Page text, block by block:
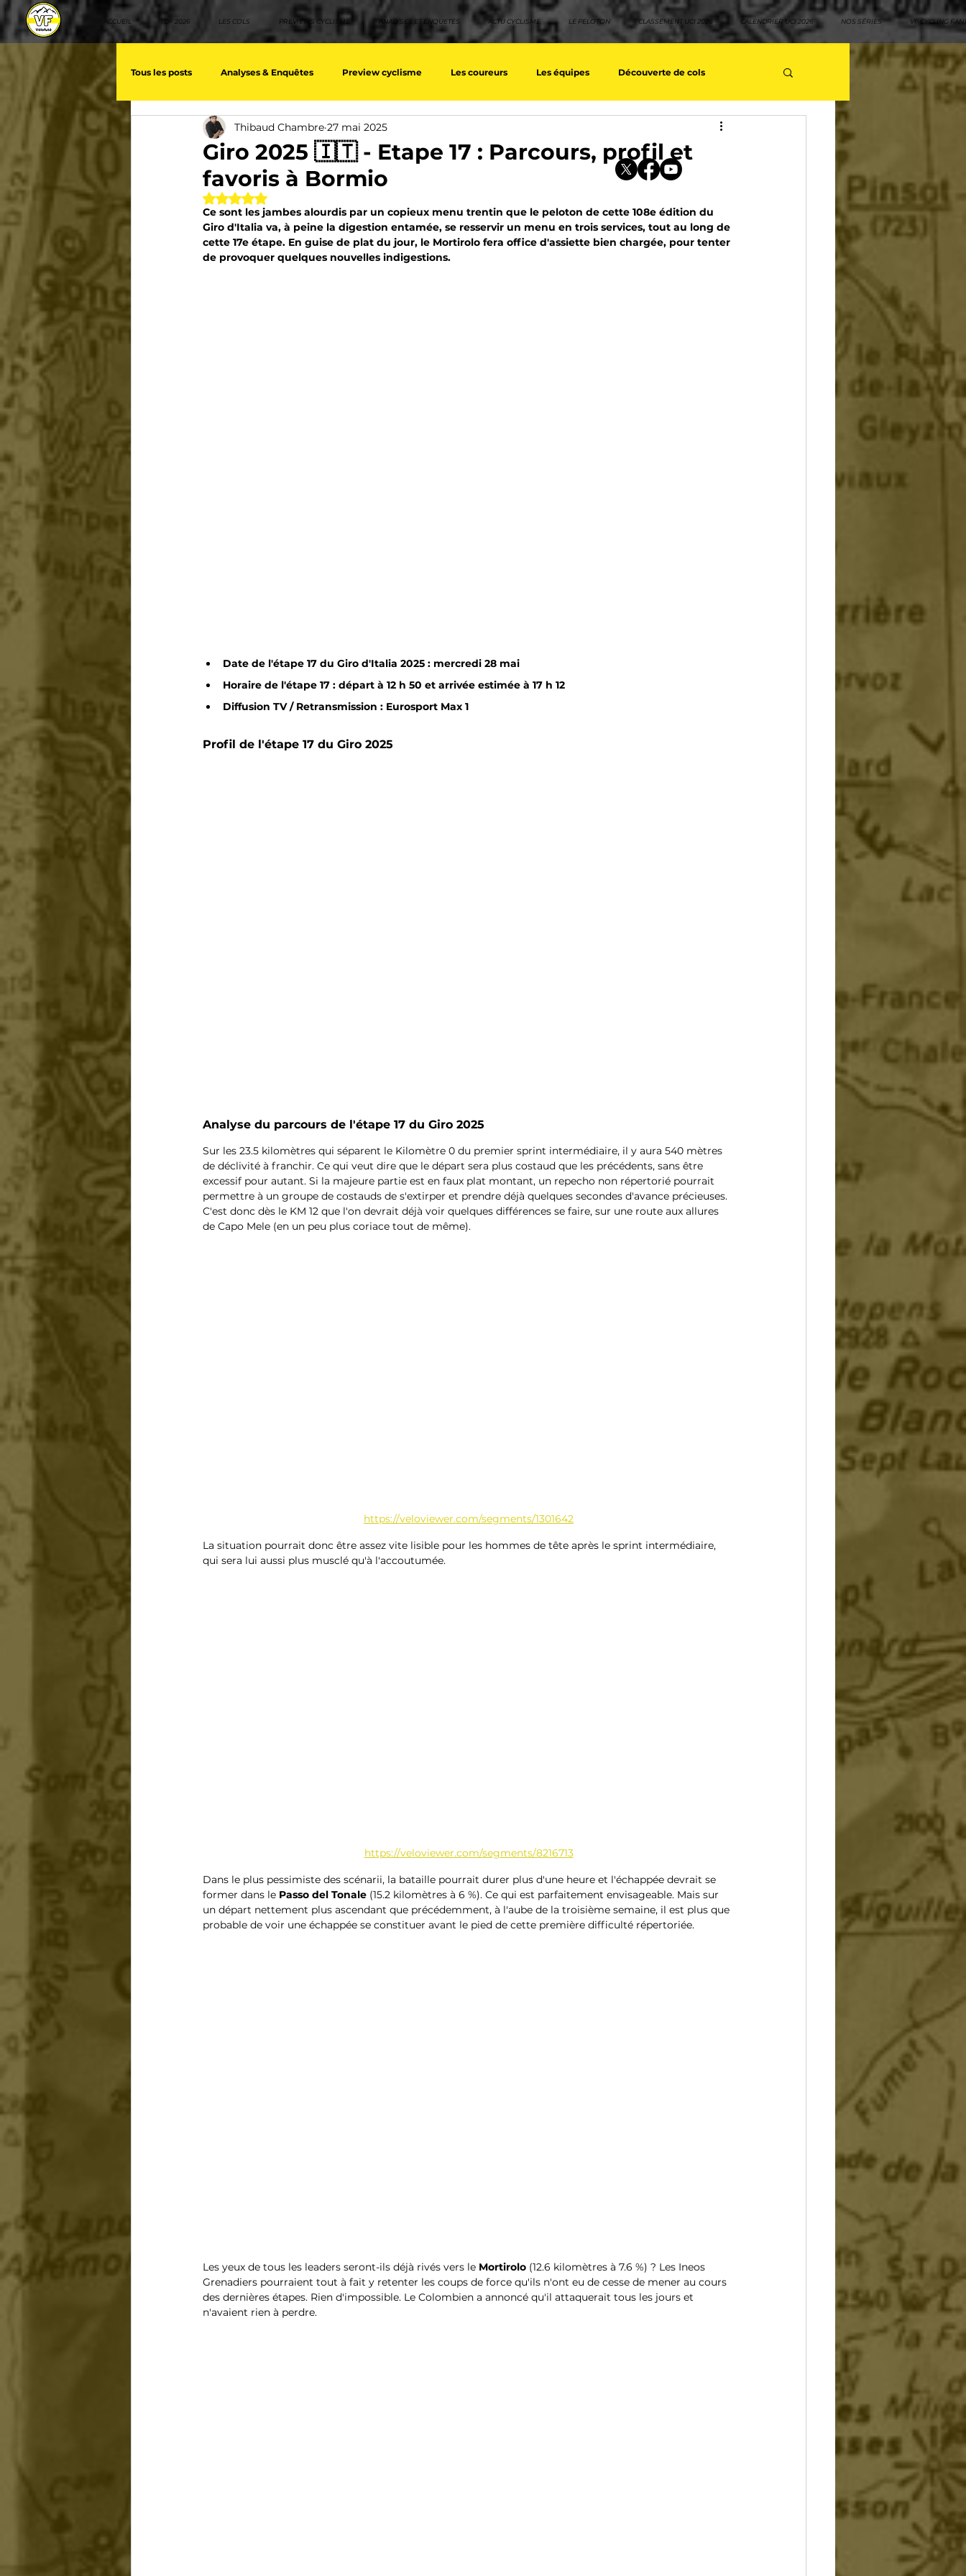
ACCUEIL TDF 2026 LES COLS PREVIEWS CYCLISME ANALYSES ET ENQUETES ACTU CYCLISME LE PELOTON CLASSEMENT UCI 2026 CALENDRIER UCI 2026 NOS SÉRIES VF CYCLING
Tous les posts Analyses & Enquêtes Preview cyclisme Les coureurs Les équipes Découverte de cols
Les voix du cyclisme Géopolitique Les Tuto cyclisme Nos séries - Coureurs sans GT
Nos séries - Baroudeurs Meilleurs équipes
Giro d'Italia TDF La vuelta / Tour d'Espagne Rétro Quizz EpopeeVF Actu cyclisme Neo pro
Giro 2025 🇮🇹 - Etape 17 : Parcours, profil et
favoris à Bormio
Thibaud Chambre 27 mai 2025
Noté NaN étoiles sur 5.
Ce sont les jambes alourdis par un copieux menu trentin que le peloton de cette 108e édition du
Giro d'Italia va, à peine la digestion entamée, se resservir un menu en trois services, tout au long de
cette 17e étape. En guise de plat du jour, le Mortirolo fera office d'assiette bien chargée, pour tenter
de provoquer quelques nouvelles indigestions.
Date de l'étape 17 du Giro d'Italia 2025 : mercredi 28 mai
Horaire de l'étape 17 : départ à 12 h 50 et arrivée estimée à 17 h 12
Diffusion TV / Retransmission : Eurosport Max 1
Profil de l'étape 17 du Giro 2025
Analyse du parcours de l'étape 17 du Giro 2025
Sur les 23.5 kilomètres qui séparent le Kilomètre 0 du premier sprint intermédiaire, il y aura 540 mètres
de déclivité à franchir. Ce qui veut dire que le départ sera plus costaud que les précédents, sans être
excessif pour autant. Si la majeure partie est en faux plat montant, un repecho non répertorié pourrait
permettre à un groupe de costauds de s'extirper et prendre déjà quelques secondes d'avance précieuses.
C'est donc dès le KM 12 que l'on devrait déjà voir quelques différences se faire, sur une route aux allures
de Capo Mele (en un peu plus coriace tout de même).
https://veloviewer.com/segments/1301642
La situation pourrait donc être assez vite lisible pour les hommes de tête après le sprint intermédiaire,
qui sera lui aussi plus musclé qu'à l'accoutumée.
https://veloviewer.com/segments/8216713
Dans le plus pessimiste des scénarii, la bataille pourrait durer plus d'une heure et l'échappée devrait se
former dans le Passo del Tonale (15.2 kilomètres à 6 %). Ce qui est parfaitement envisageable. Mais sur
un départ nettement plus ascendant que précédemment, à l'aube de la troisième semaine, il est plus que
probable de voir une échappée se constituer avant le pied de cette première difficulté répertoriée.
Les yeux de tous les leaders seront-ils déjà rivés vers le Mortirolo (12.6 kilomètres à 7.6 %) ? Les Ineos
Grenadiers pourraient tout à fait y retenter les coups de force qu'ils n'ont eu de cesse de mener au cours
des dernières étapes. Rien d'impossible. Le Colombien a annoncé qu'il attaquerait tous les jours et
n'avaient rien à perdre.